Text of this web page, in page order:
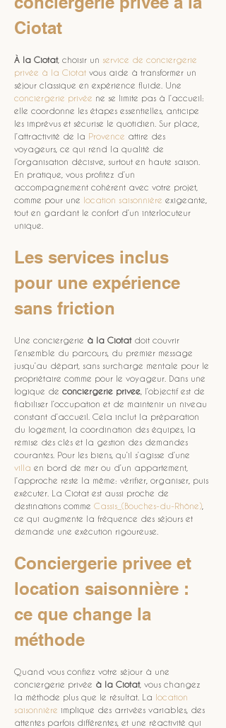
Ciotat
À la Ciotat, choisir un service de conciergerie
privée à la Ciotat vous aide à transformer un
séjour classique en expérience fluide. Une
conciergerie privée ne se limite pas à l’accueil:
elle coordonne les étapes essentielles, anticipe
les imprévus et sécurise le quotidien. Sur place,
l’attractivité de la Provence attire des
voyageurs, ce qui rend la qualité de
l’organisation décisive, surtout en haute saison.
En pratique, vous profitez d’un
accompagnement cohérent avec votre projet,
comme pour une location saisonnière exigeante,
tout en gardant le confort d’un interlocuteur
unique.
Les services inclus
pour une expérience
sans friction
Une conciergerie à la Ciotat doit couvrir
l’ensemble du parcours, du premier message
jusqu’au départ, sans surcharge mentale pour le
propriétaire comme pour le voyageur. Dans une
logique de conciergerie privee , l’objectif est de
fiabiliser l’occupation et de maintenir un niveau
constant d’accueil. Cela inclut la préparation
du logement, la coordination des équipes, la
remise des clés et la gestion des demandes
courantes. Pour les biens, qu’il s’agisse d’une
villa en bord de mer ou d’un appartement,
l’approche reste la même: vérifier, organiser, puis
exécuter. La Ciotat est aussi proche de
destinations comme Cassis_(Bouches-du-Rhône)
ce qui augmente la fréquence des séjours et
demande une exécution rigoureuse.
Conciergerie privee et
location saisonnière :
ce que change la
méthode
Quand vous confiez votre séjour à une
conciergerie privée à la Ciotat, vous changez
la méthode plus que le résultat. La location
saisonnière implique des arrivées variables, des
attentes parfois différentes, et une réactivité qui